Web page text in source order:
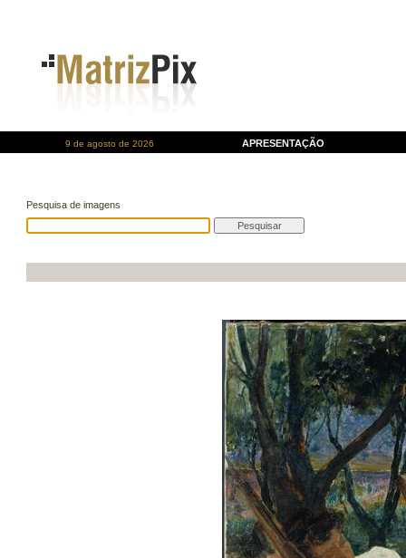
9 de agosto de 2026 APRESENTAÇÃO
Pesquisa de imagens